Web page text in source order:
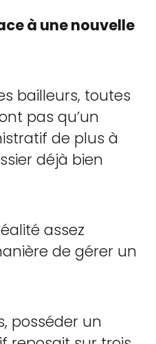
à une nouvelle
bailleurs, toutes
pas qu’un
de plus à
déjà bien
assez
de gérer un
posséder un